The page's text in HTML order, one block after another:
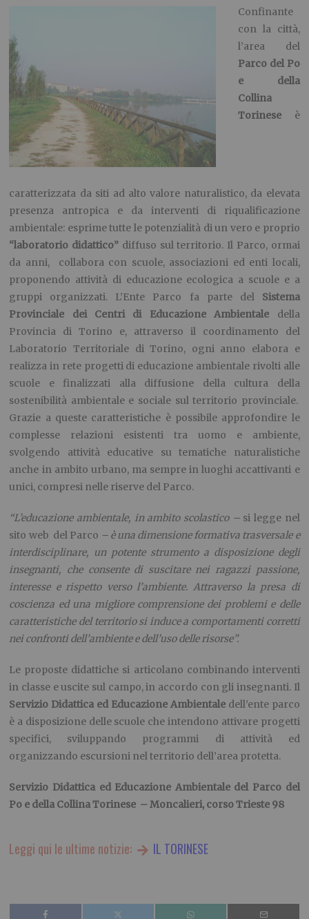
Confinante
con la città,
l’area del
Parco del Po
e della
Collina
Torineseè
caratterizzata da siti ad alto valore naturalistico, da elevata
presenza antropica e da interventi di riqualificazione
ambientale: esprime tutte le potenzialità di un vero e proprio
“laboratorio didattico” diffuso sul territorio. Il Parco, ormai
da anni, collabora con scuole, associazioni ed enti locali,
proponendo attività di educazione ecologica a scuole e a
gruppi organizzati. L’Ente Parco fa parte del Sistema
Provinciale dei Centri di Educazione Ambientale della
Provincia di Torino e, attraverso il coordinamento del
Laboratorio Territoriale di Torino, ogni anno elabora e
realizza in rete progetti di educazione ambientale rivolti alle
scuole e finalizzati alla diffusione della cultura della
sostenibilità ambientale e sociale sul territorio provinciale.
Grazie a queste caratteristiche è possibile approfondire le
complesse relazioni esistenti tra uomo e ambiente,
svolgendo attività educative su tematiche naturalistiche
anche in ambito urbano, ma sempre in luoghi accattivanti e
unici, compresi nelle riserve del Parco.
“L’educazione ambientale, in ambito scolastico – si legge nel
sito web del Parco – è una dimensione formativa trasversale e
interdisciplinare, un potente strumento a disposizione degli
insegnanti, che consente di suscitare nei ragazzi passione,
interesse e rispetto verso l’ambiente. Attraverso la presa di
coscienza ed una migliore comprensione dei problemi e delle
caratteristiche del territorio si induce a comportamenti corretti
nei confronti dell’ambiente e dell’uso delle risorse”.
Le proposte didattiche si articolano combinando interventi
in classe e uscite sul campo, in accordo con gli insegnanti. Il
Servizio Didattica ed Educazione Ambientaledell’ente parco
è a disposizione delle scuole che intendono attivare progetti
specifici, sviluppando programmi di attività ed
organizzando escursioni nel territorio dell’area protetta.
Servizio Didattica ed Educazione Ambientale del Parco del
Po e della Collina Torinese – Moncalieri, corso Trieste 98
Leggi qui le ultime notizie: IL TORINESE